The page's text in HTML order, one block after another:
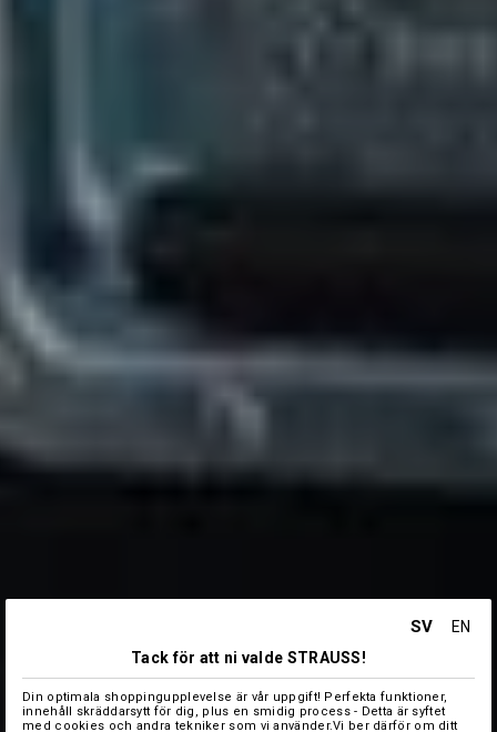
SV
EN
Tack för att ni valde STRAUSS!
Din optimala shoppingupplevelse är vår uppgift! Perfekta funktioner,
innehåll skräddarsytt för dig, plus en smidig process - Detta är syftet
med cookies och andra tekniker som vi använder.Vi ber därför om ditt